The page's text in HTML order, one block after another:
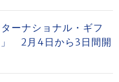
ーナショナル・ギフ
」 2月4日から3日間開